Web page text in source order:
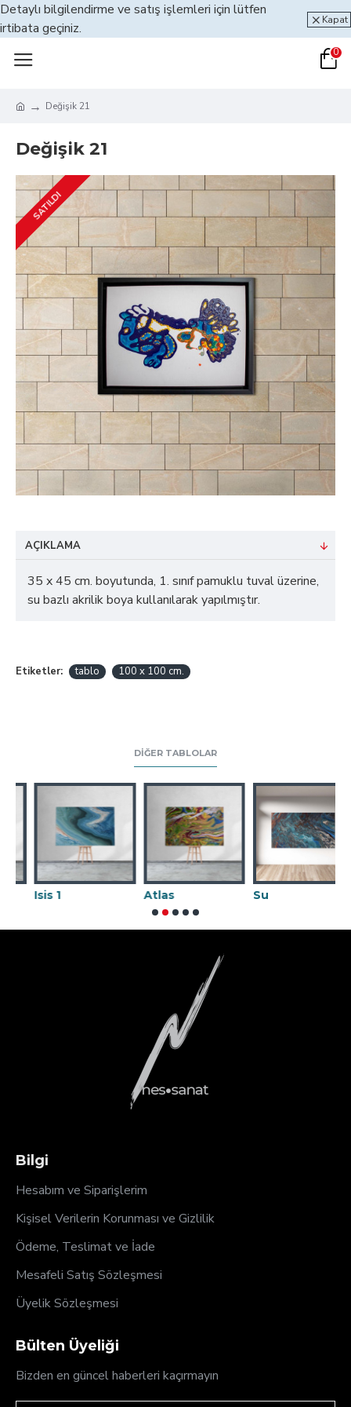
Detaylı bilgilendirme ve satış işlemleri için lütfen
irtibata geçiniz.
Kapat
0
Değişik 21
Değişik 21
SATILDI
AÇIKLAMA
35 x 45 cm. boyutunda, 1. sınıf pamuklu tuval üzerine,
su bazlı akrilik boya kullanılarak yapılmıştır.
Etiketler: tablo 100 x 100 cm.
DIĞER TABLOLAR
Atlas Su
Bilgi
Hesabım ve Siparişlerim
Kişisel Verilerin Korunması ve Gizlilik
Ödeme, Teslimat ve İade
Mesafeli Satış Sözleşmesi
Üyelik Sözleşmesi
Bülten Üyeliği
Bizden en güncel haberleri kaçırmayın